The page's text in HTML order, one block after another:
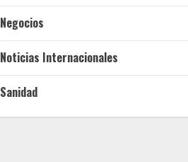
Negocios
Noticias Internacionales
Sanidad